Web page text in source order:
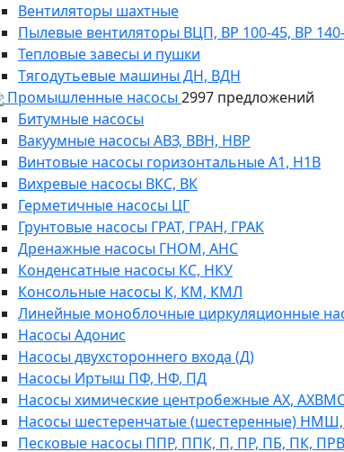
Вентиляторы шахтные
Пылевые вентиляторы ВЦП, ВР 100-45, ВР
Тепловые завесы и пушки
Тягодутьевые машины ДН, ВДН
Промышленные насосы 2997 предложений
Битумные насосы
Вакуумные насосы АВЗ, ВВН, НВР
Винтовые насосы горизонтальные А1, Н1В
Вихревые насосы ВКС, ВК
Герметичные насосы ЦГ
Грунтовые насосы ГРАТ, ГРАН, ГРАК
Дренажные насосы ГНОМ, АНС
Конденсатные насосы КС, НКУ
Консольные насосы К, КМ, КМЛ
Линейные моноблочные циркуляционные
Насосы Адонис
Насосы двухстороннего входа (Д)
Насосы Иртыш ПФ, НФ, ПД
Насосы химические центробежные АХ,
Насосы шестеренчатые (шестеренные)
Песковые насосы ППР, ППК, П, ПР, ПБ, ПК,